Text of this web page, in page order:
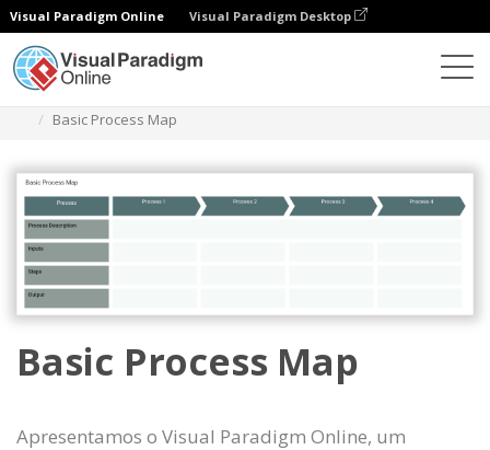
Visual Paradigm Online Visual Paradigm Desktop
Basic Process Map
Basic Process Map
Apresentamos o Visual Paradigm Online, um